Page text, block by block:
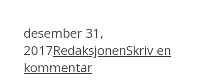
desember 31,
2017RedaksjonenSkriv en
kommentar